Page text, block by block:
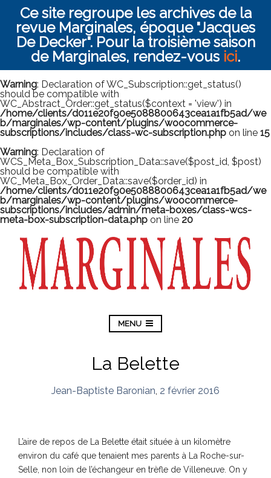
Ce site regroupe les archives de la
revue Marginales, époque "Jacques
De Decker". Pour la troisième saison
de Marginales, rendez-vous ici.
Warning: Declaration of WC_Subscription::get_status()
should be compatible with
WC_Abstract_Order::get_status($context = 'view') in
/home/clients/d011e20f90e5088800643cea1a1fb5ad/we
b/marginales/wp-content/plugins/woocommerce-
subscriptions/includes/class-wc-subscription.php on line 15
Warning: Declaration of
WCS_Meta_Box_Subscription_Data::save($post_id, $post)
should be compatible with
WC_Meta_Box_Order_Data::save($order_id) in
/home/clients/d011e20f90e5088800643cea1a1fb5ad/we
b/marginales/wp-content/plugins/woocommerce-
subscriptions/includes/admin/meta-boxes/class-wcs-
meta-box-subscription-data.php on line 20
MENU
La Belette
Jean-Baptiste Baronian 2 février 2016
L’aire de repos de La Belette était située à un kilomètre
environ du café que tenaient mes parents à La Roche-sur-
Selle, non loin de l’échangeur en trèfle de Villeneuve. On y